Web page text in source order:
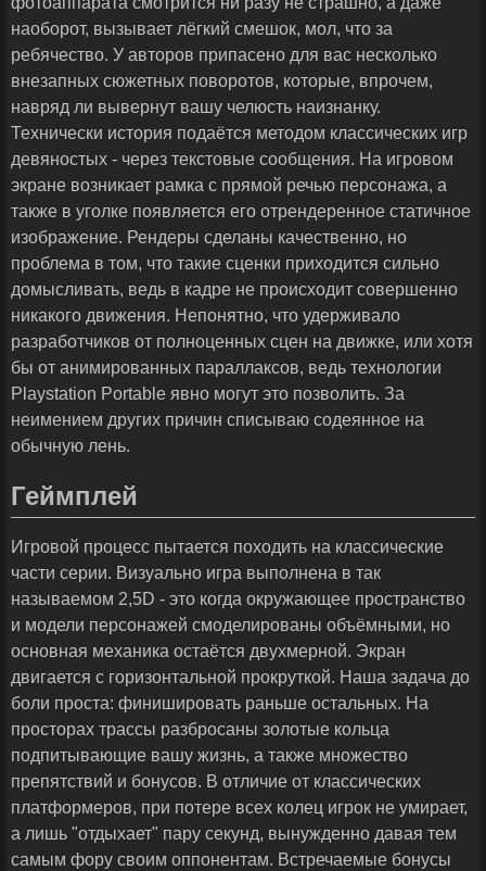
наоборот, вызывает лёгкий смешок, мол, что за
ребячество. У авторов припасено для вас несколько
внезапных сюжетных поворотов, которые, впрочем,
навряд ли вывернут вашу челюсть наизнанку.
Технически история подаётся методом классических игр
девяностых - через текстовые сообщения. На игровом
экране возникает рамка с прямой речью персонажа, а
также в уголке появляется его отрендеренное статичное
изображение. Рендеры сделаны качественно, но
проблема в том, что такие сценки приходится сильно
домысливать, ведь в кадре не происходит совершенно
никакого движения. Непонятно, что удерживало
разработчиков от полноценных сцен на движке, или хотя
бы от анимированных параллаксов, ведь технологии
Playstation Portable явно могут это позволить. За
неимением других причин списываю содеянное на
обычную лень.
Геймплей
Игровой процесс пытается походить на классические
части серии. Визуально игра выполнена в так
называемом 2,5D - это когда окружающее пространство
и модели персонажей смоделированы объёмными, но
основная механика остаётся двухмерной. Экран
двигается с горизонтальной прокруткой. Наша задача до
боли проста: финишировать раньше остальных. На
просторах трассы разбросаны золотые кольца
подпитывающие вашу жизнь, а также множество
препятствий и бонусов. В отличие от классических
платформеров, при потере всех колец игрок не умирает,
а лишь "отдыхает" пару секунд, вынужденно давая тем
самым фору своим оппонентам. Встречаемые бонусы